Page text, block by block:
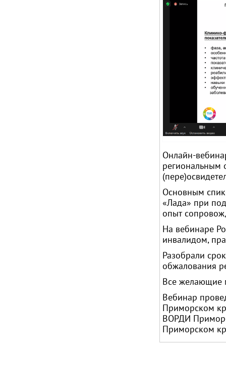
Онлайн-
региональным
Основным
«Лада» при
опыт
На вебинаре
инвалидом,
Разобрали
обжалования
Все желающие
Вебинар
Приморском
ВОРДИ
Приморском